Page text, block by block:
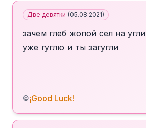
Две девятки (05.08.2021)
зачем глеб жопой сел на угли
уже гуглю и ты загугли
©¡Good Luck!